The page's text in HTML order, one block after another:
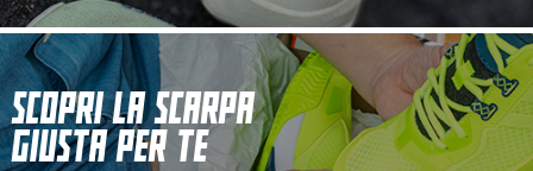
SCOPRI LA SCARPA
GIUSTA PER TE